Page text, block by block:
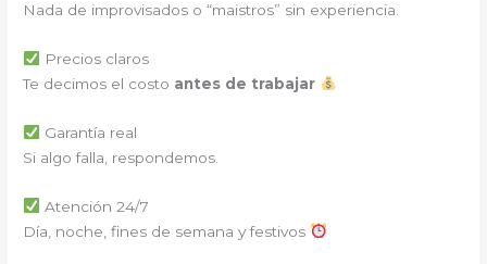
Nada de improvisados o “maistros” sin experiencia.
Precios claros
Te decimos el costo antes de trabajar
Garantía real
Si algo falla, respondemos.
Atención 24/7
Día, noche, fines de semana y festivos